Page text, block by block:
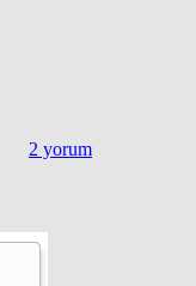
2 yorum